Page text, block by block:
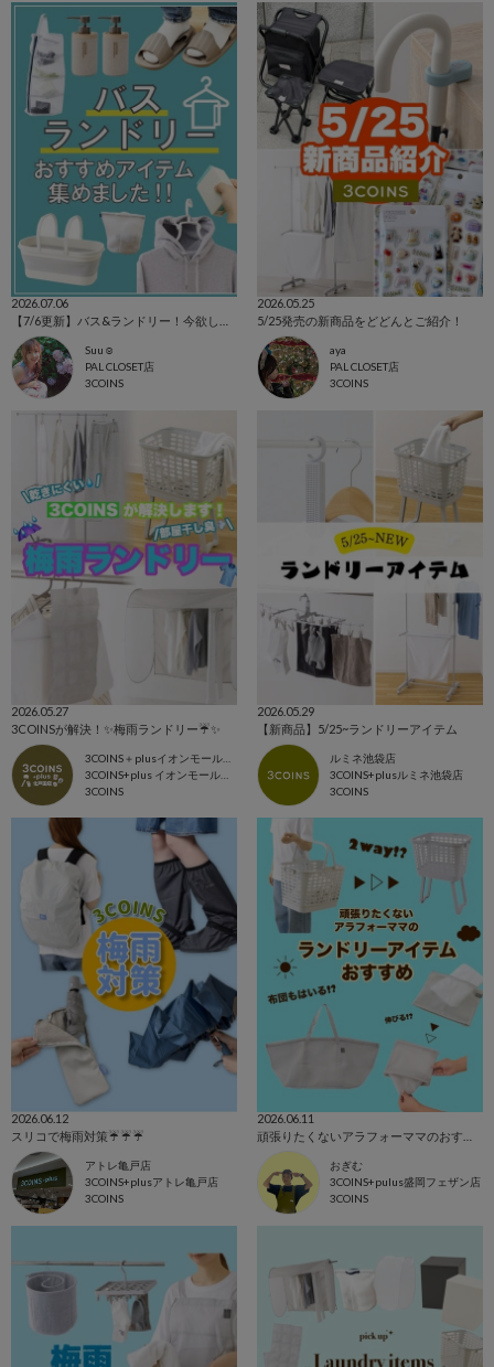
2026.07.06
Suu☺︎
PAL CLOSET店
3COINS
2026.05.25
5/25発売の新商品をどどんとご紹介！
aya
PAL CLOSET店
3COINS
2026.05.27
3COINSが解決！✨梅雨ランドリー☔️✨
3COINS＋plusイオンモール北戸田店
3COINS+plus イオンモール北戸田店
3COINS
2026.05.29
【新商品】5/25~ランドリーアイテム
ルミネ池袋店
3COINS+plusルミネ池袋店
3COINS
2026.06.12
スリコで梅雨対策☔️☔️☔️
アトレ亀戸店
3COINS+plusアトレ亀戸店
3COINS
2026.06.11
おぎむ
3COINS+pulus盛岡フェザン店
3COINS